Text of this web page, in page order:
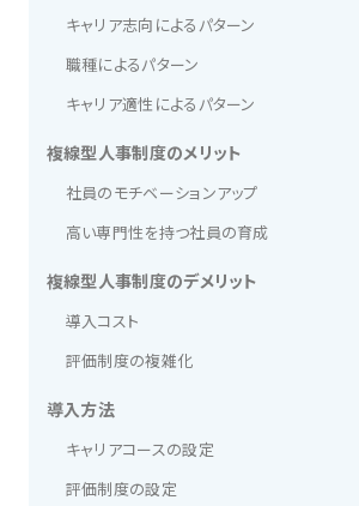
キャリア志向によるパターン
職種によるパターン
キャリア適性によるパターン
複線型人事制度のメリット
社員のモチベーションアップ
高い専門性を持つ社員の育成
複線型人事制度のデメリット
導入コスト
評価制度の複雑化
導入方法
キャリアコースの設定
評価制度の設定